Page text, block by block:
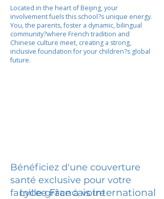
Located in the heart of Beijing, your
involvement fuels this school?s unique energy.
You, the parents, foster a dynamic, bilingual
community?where French tradition and
Chinese culture meet, creating a strong,
inclusive foundation for your children?s global
future.
Bénéficiez d'une couverture
santé exclusive pour votre
famille grâce à votre
Lycee Francais international